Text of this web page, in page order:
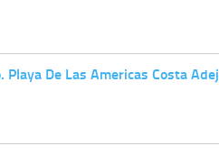
Playa De Las Americas Costa